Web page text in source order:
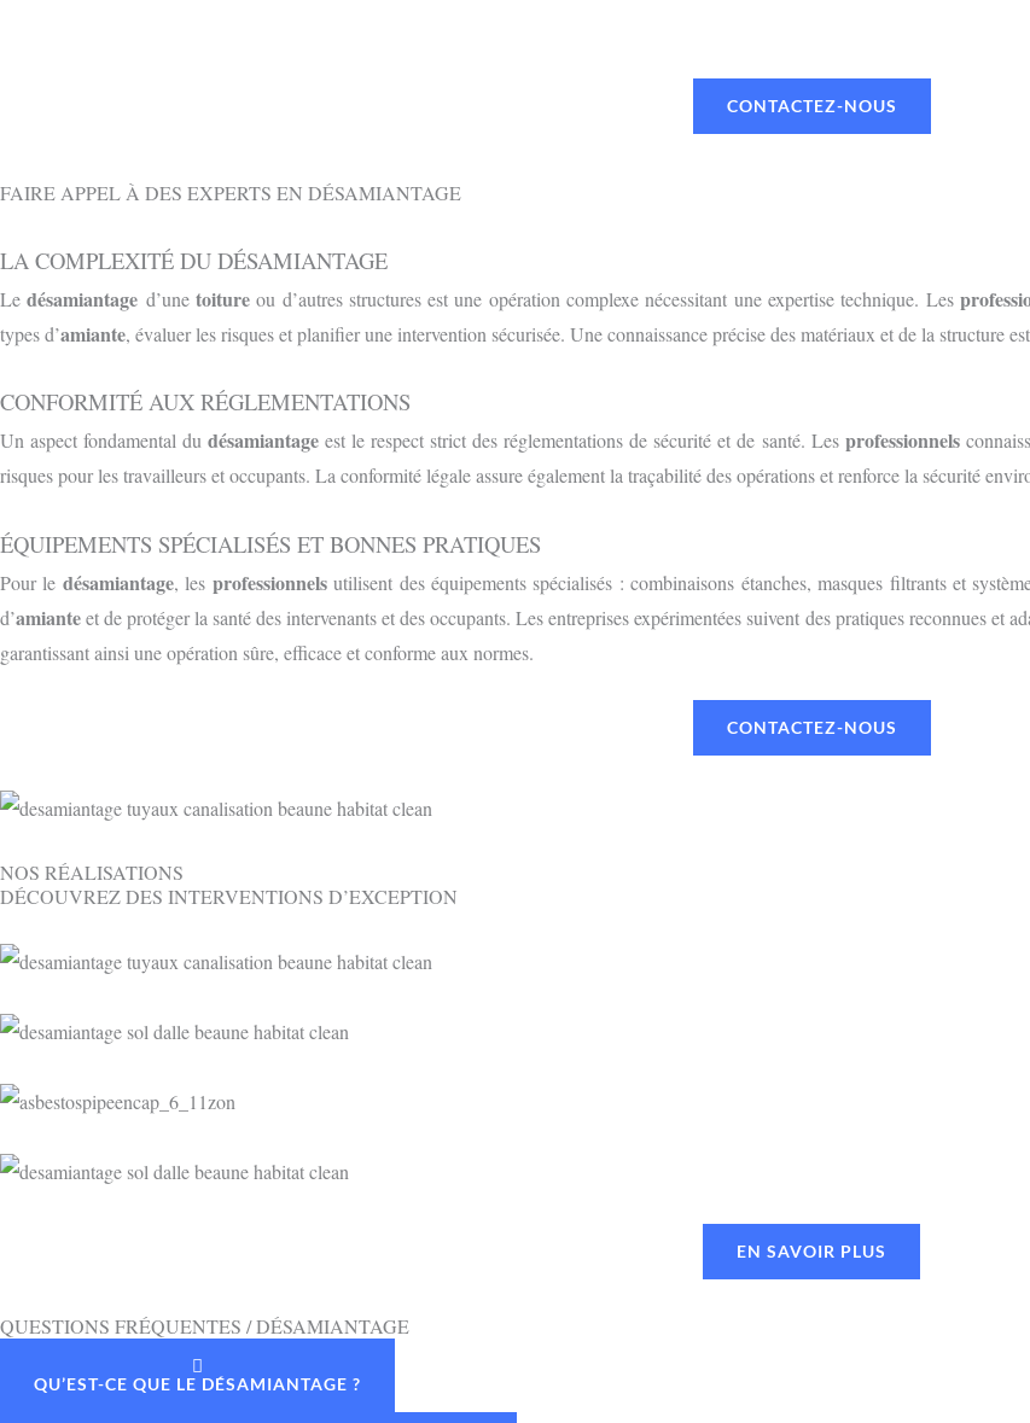
CONTACTEZ-NOUS
FAIRE APPEL À DES EXPERTS EN DÉSAMIANTAGE
LA COMPLEXITÉ DU DÉSAMIANTAGE
Ledésamiantage d’une toitureou d’autres structures est une opération complexe nécessitant une expertise technique. Les
types d’amiante, évaluer les risques et planifier une intervention sécurisée. Une connaissance précise des matériaux et de la structure
CONFORMITÉ AUX RÉGLEMENTATIONS
Un aspect fondamental dudésamiantage est le respect strict des réglementations de sécurité et de santé. Les professionnels
risques pour les travailleurs et occupants. La conformité légale assure également la traçabilité des opérations et renforce la sécurité
ÉQUIPEMENTS SPÉCIALISÉS ET BONNES PRATIQUES
Pour le désamiantage, les professionnelsutilisent des équipements spécialisés : combinaisons étanches, masques filtrants et
d’amianteet de protéger la santé des intervenants et des occupants. Les entreprises expérimentées suivent des pratiques reconnues et
garantissant ainsi une opération sûre, efficace et conforme aux normes.
CONTACTEZ-NOUS
NOS RÉALISATIONS
DÉCOUVREZ DES INTERVENTIONS D’EXCEPTION
EN SAVOIR PLUS
QUESTIONS FRÉQUENTES / DÉSAMIANTAGE
QU’EST-CE QUE LE DÉSAMIANTAGE ?